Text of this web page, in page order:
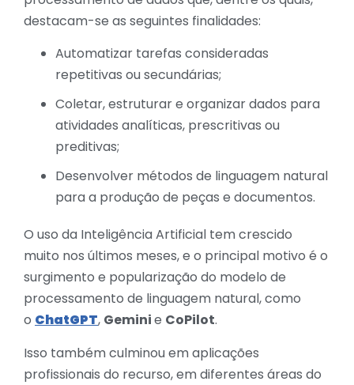
destacam-se as seguintes finalidades:
Automatizar tarefas consideradas
repetitivas ou secundárias;
Coletar, estruturar e organizar dados para
atividades analíticas, prescritivas ou
preditivas;
Desenvolver métodos de linguagem natural
para a produção de peças e documentos.
O uso da Inteligência Artificial tem crescido
muito nos últimos meses, e o principal motivo é o
surgimento e popularização do modelo de
processamento de linguagem natural, como
o ChatGPT, Geminie CoPilot.
Isso também culminou em aplicações
profissionais do recurso, em diferentes áreas do